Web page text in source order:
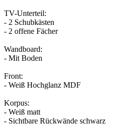
TV-Unterteil:
- 2 Schubkästen
- 2 offene Fächer
Wandboard:
- Mit Boden
Front:
- Weiß Hochglanz MDF
Korpus:
- Weiß matt
- Sichtbare Rückwände schwarz